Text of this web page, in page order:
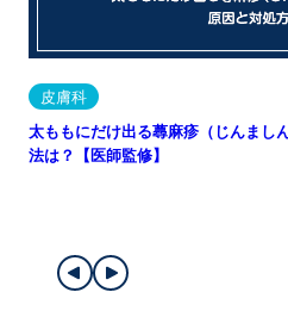
皮膚科
太ももにだけ出る蕁麻疹（じんまし
法は？【医師監修】